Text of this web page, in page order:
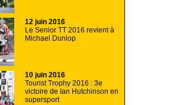
12 juin 2016
Le Senior TT 2016 revient à
Michael Dunlop
10 juin 2016
Tourist Trophy 2016 : 3e
victoire de Ian Hutchinson en
supersport